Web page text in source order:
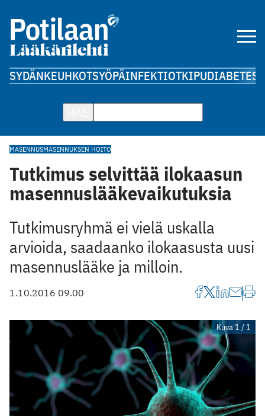
SYDÄNKEUHKOTSYÖPÄINFEKTIOTKIPUDIABETES
MASENNUSMASENNUKSEN HOITO
Tutkimus selvittää ilokaasun
masennuslääkevaikutuksia
Tutkimusryhmä ei vielä uskalla
arvioida, saadaanko ilokaasusta uusi
masennuslääke ja milloin.
1.10.2016 09.00
Kuva 1 / 1